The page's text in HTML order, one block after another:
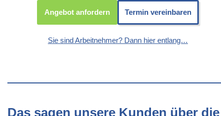
Angebot anfordern Termin vereinbaren
Sie sind Arbeitnehmer? Dann hier entlang…
Das sagen unsere Kunden über die